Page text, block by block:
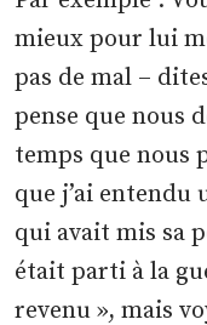
mieux pour lui
pas de mal –
pense que nous
temps que nous
que j’ai entendu
qui avait mis sa
était parti à la
revenu », mais